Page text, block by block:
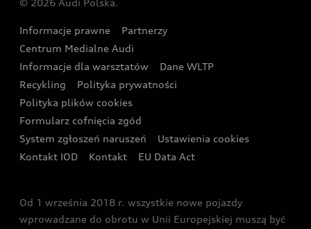
Wyszukaj najbliższego Partnera Audi
Oferta dla przedsiębiorców
Oferta dla klientów prywatnych
Kalkulator rat
Ubezpieczenie
Audi exclusive
Zasięg
Gwarancja
Akcje serwisowe Audi
Katalog online akcesoriów
Audi i Muzeum Sztuki Nowoczesnej w Warszawie
Audi driving experience
Audi quattro Cup
Audi i Puchar Świata w Skokach Narciarskich w
Zakopanem
© 2026 Audi Polska.
Informacje prawne
Partnerzy
Centrum Medialne Audi
Informacje dla warsztatów
Dane WLTP
Recykling
Polityka prywatności
Polityka plików cookies
Formularz cofnięcia zgód
System zgłoszeń naruszeń
Ustawienia cookies
Kontakt IOD
Kontakt EU Data Act
Od 1 września 2018 r. wszystkie nowe pojazdy
wprowadzane do obrotu w Unii Europejskiej muszą być